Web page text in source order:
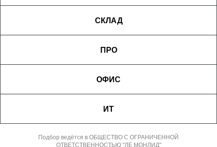
будущее вместе с Лемана ПРО!
Смотреть вакансии
СКЛАД
ПРО
ОФИС
ИТ
Подбор ведётся в ОБЩЕСТВО С ОГРАНИЧЕННОЙ
ОТВЕТСТВЕННОСТЬЮ "ЛЕ МОНЛИД"